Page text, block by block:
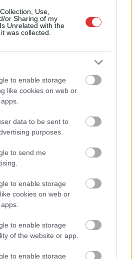
Use,
or Sharing of my
Unrelated with the
was collected.
to enable storage
like cookies on web or
data to be sent to
purposes.
to send me
to enable storage
cookies on web or
to enable storage
of the website or app.
to enable storage
hozta a június a
forgalom idén júniusban is
ütem jelentősen lelassult a...